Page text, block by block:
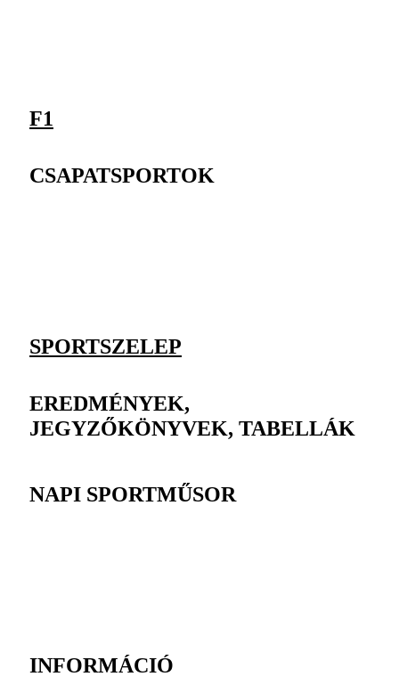
F1
CSAPATSPORTOK
SPORTSZELEP
EREDMÉNYEK,
JEGYZŐKÖNYVEK, TABELLÁK
NAPI SPORTMŰSOR
INFORMÁCIÓ